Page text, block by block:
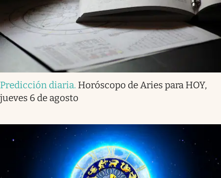
Predicción diaria. Horóscopo de Aries para HOY,
jueves 6 de agosto